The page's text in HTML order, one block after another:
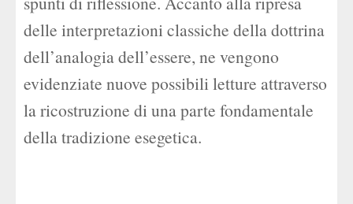
delle interpretazioni classiche della dottrina
dell’analogia dell’essere, ne vengono
evidenziate nuove possibili letture attraverso
la ricostruzione di una parte fondamentale
della tradizione esegetica.